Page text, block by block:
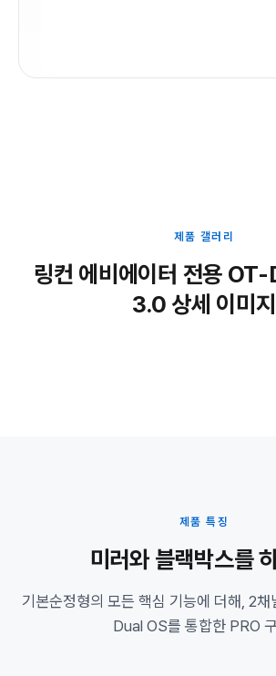
제품 갤러리
링컨 에비에이터 전용
3.0 상세 이미지
제품 특징
미러와 블랙박스를
기본순정형의 모든 핵심 기능에 더해, 2
Dual OS를 통합한 PRO